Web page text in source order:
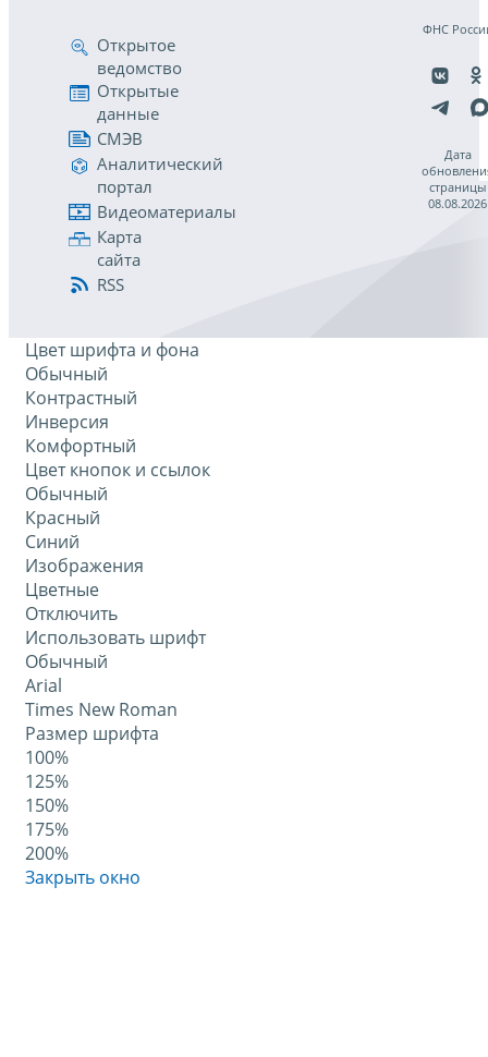
Открытое
ведомство
Открытые
данные
СМЭВ
Аналитический
портал
Видеоматериалы
Карта
сайта
RSS
ФНС
Дата
страницы
08.08.2026
Цвет шрифта и фона
Обычный
Контрастный
Инверсия
Комфортный
Цвет кнопок и ссылок
Обычный
Красный
Синий
Изображения
Цветные
Отключить
Использовать шрифт
Обычный
Arial
Times New Roman
Размер шрифта
100%
125%
150%
175%
200%
Закрыть окно